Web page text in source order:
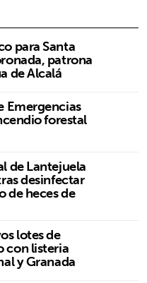
para Santa
patrona
de Alcalá
Emergencias
forestal
de Lantejuela
desinfectar
de heces de
lotes de
con listeria
y Granada